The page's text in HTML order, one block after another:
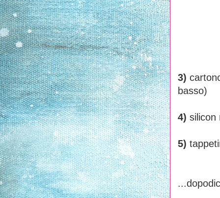
3)
basso)
4) silicon
5)